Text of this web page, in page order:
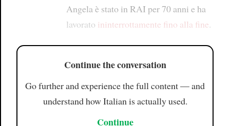
Angela è stato in RAI per 70 anni e ha
lavorato ininterrottamente fino alla fine.
Continue the conversation
Go further and experience the full content — and
understand how Italian is actually used.
Continue